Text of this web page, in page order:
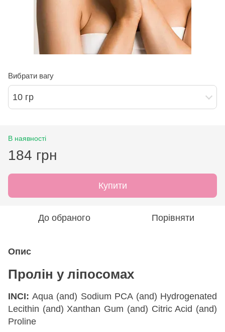
Вибрати вагу
10 гр
В наявності
184 грн
Купити
До обраного Порівняти
Опис
Пролін у ліпосомах
INCI: Aqua (and) Sodium PCA (and) Hydrogenated
Lecithin (and) Xanthan Gum (and) Citric Acid (and)
Proline